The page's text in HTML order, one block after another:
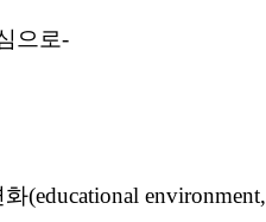
으로-
(educational environment,